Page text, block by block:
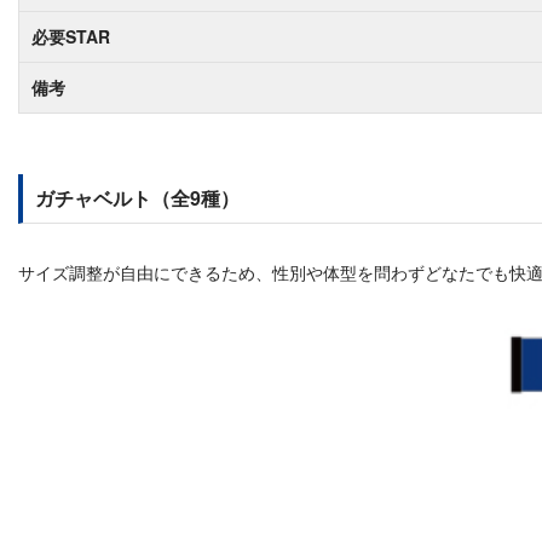
必要STAR
備考
ガチャベルト（全9種）
サイズ調整が自由にできるため、性別や体型を問わずどなたでも